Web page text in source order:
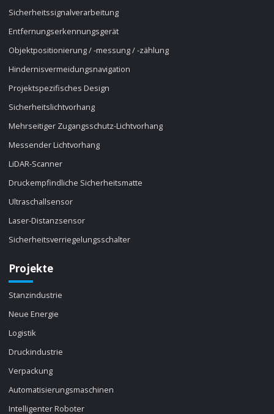
Sicherheitssignalverarbeitung
Entfernungserkennungsgerät
Objektpositionierung / -messung / -zählung
Hindernisvermeidungsnavigation
Projektspezifisches Design
Sicherheitslichtvorhang
Mehrseitiger Zugangsschutz-Lichtvorhang
Messender Lichtvorhang
LiDAR-Scanner
Druckempfindliche Sicherheitsmatte
Ultraschallsensor
Laser-Distanzsensor
Sicherheitsverriegelungsschalter
Projekte
Stanzindustrie
Neue Energie
Logistik
Druckindustrie
Verpackung
Automatisierungsmaschinen
Intelligenter Roboter